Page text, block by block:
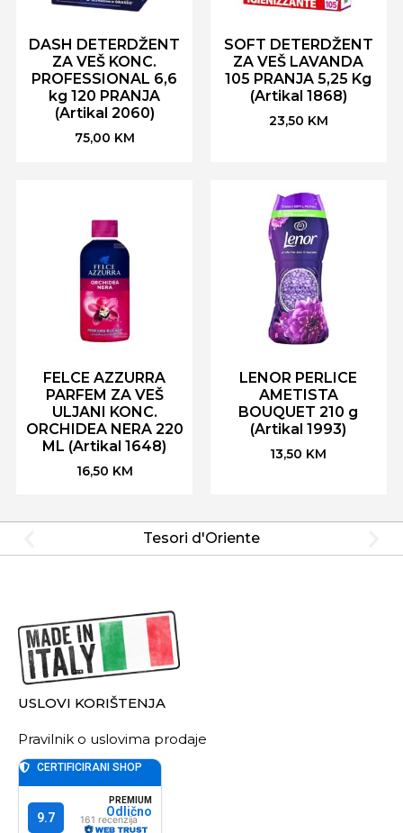
DASH DETERDŽENT
ZA VEŠ KONC.
PROFESSIONAL 6,6
kg 120 PRANJA
(Artikal 2060)
75,00 KM
SOFT DETERDŽENT
ZA VEŠ LAVANDA
105 PRANJA 5,25 Kg
(Artikal 1868)
23,50 KM
FELCE AZZURRA
PARFEM ZA VEŠ
ULJANI KONC.
ORCHIDEA NERA 220
ML (Artikal 1648)
16,50 KM
LENOR PERLICE
AMETISTA
BOUQUET 210 g
(Artikal 1993)
13,50 KM
Tesori d'Oriente
USLOVI KORIŠTENJA
Pravilnik o uslovima prodaje